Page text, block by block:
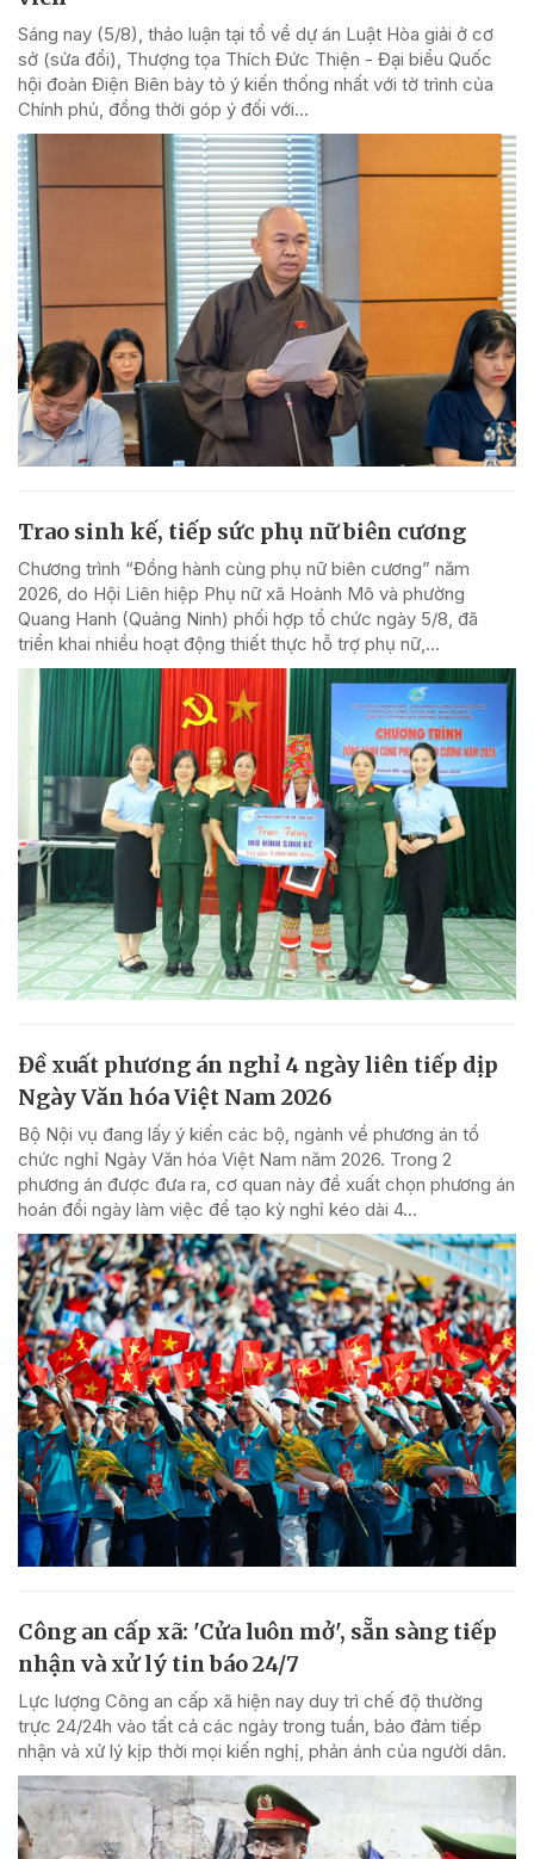
Sáng nay (5/8), thảo luận tại tổ về dự án Luật Hòa giải ở cơ
sở (sửa đổi), Thượng tọa Thích Đức Thiện - Đại biểu Quốc
hội đoàn Điện Biên bày tỏ ý kiến thống nhất với tờ trình của
Chính phủ, đồng thời góp ý đối với...
Trao sinh kế, tiếp sức phụ nữ biên cương
Chương trình “Đồng hành cùng phụ nữ biên cương” năm
2026, do Hội Liên hiệp Phụ nữ xã Hoành Mô và phường
Quang Hanh (Quảng Ninh) phối hợp tổ chức ngày 5/8, đã
triển khai nhiều hoạt động thiết thực hỗ trợ phụ nữ,...
Đề xuất phương án nghỉ 4 ngày liên tiếp dịp
Ngày Văn hóa Việt Nam 2026
Bộ Nội vụ đang lấy ý kiến các bộ, ngành về phương án tổ
chức nghỉ Ngày Văn hóa Việt Nam năm 2026. Trong 2
phương án được đưa ra, cơ quan này đề xuất chọn phương án
hoán đổi ngày làm việc để tạo kỳ nghỉ kéo dài 4...
Công an cấp xã: 'Cửa luôn mở', sẵn sàng tiếp
nhận và xử lý tin báo 24/7
Lực lượng Công an cấp xã hiện nay duy trì chế độ thường
trực 24/24h vào tất cả các ngày trong tuần, bảo đảm tiếp
nhận và xử lý kịp thời mọi kiến nghị, phản ánh của người dân.